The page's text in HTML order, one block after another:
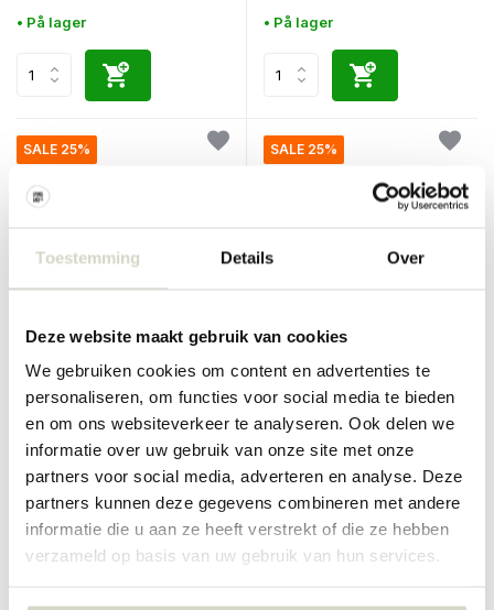
Toestemming Details Over
Deze website maakt gebruik van cookies
We gebruiken cookies om content en advertenties te
personaliseren, om functies voor social media te bieden
en om ons websiteverkeer te analyseren. Ook delen we
informatie over uw gebruik van onze site met onze
partners voor social media, adverteren en analyse. Deze
partners kunnen deze gegevens combineren met andere
informatie die u aan ze heeft verstrekt of die ze hebben
verzameld op basis van uw gebruik van hun services.
• På lager • På lager
SALE 25%
Hubsch
Ouli lenestol mørkeblå
€540,00
• På lager
SALE 25%
Hubsch
Ouli lenestol hvit
€720,00 €540,00
Inkl. mva
• På lager